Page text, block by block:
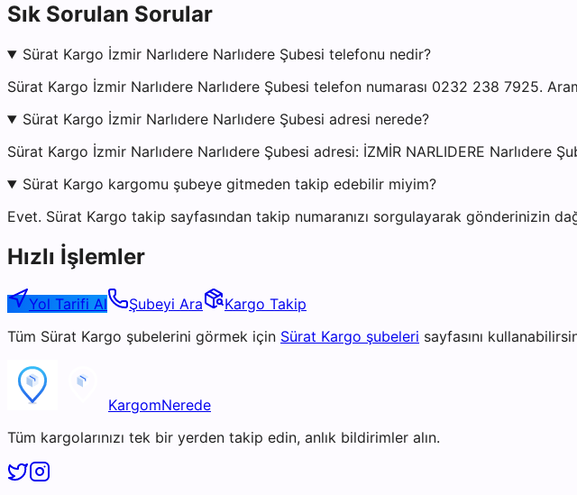
Sık Sorulan Sorular
Sürat Kargo İzmir Narlıdere Narlıdere Şubesi telefonu nedir?
Sürat Kargo İzmir Narlıdere Narlıdere Şubesi telefon numarası 0232 238 7925.
Sürat Kargo İzmir Narlıdere Narlıdere Şubesi adresi nerede?
Sürat Kargo İzmir Narlıdere Narlıdere Şubesi adresi: İZMİR NARLIDERE Narlıdere
Sürat Kargo kargomu şubeye gitmeden takip edebilir miyim?
Evet. Sürat Kargo takip sayfasından takip numaranızı sorgulayarak gönderinizin
Hızlı İşlemler
Yol Tarifi Al Şubeyi Ara
Kargo Takip
Tüm Sürat Kargo şubelerini görmek için Sürat Kargo şubeleri sayfasını
KargomNerede
Tüm kargolarınızı tek bir yerden takip edin, anlık bildirimler alın.